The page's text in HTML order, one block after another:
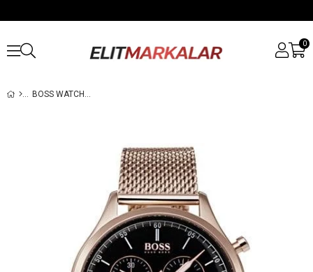
0
BOSS WATCHES HB1513548 ERKEK KOL SAATI